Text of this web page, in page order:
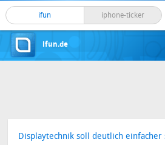
ifun iphone-ticker
ifun.de
Displaytechnik soll deutlich einfacher